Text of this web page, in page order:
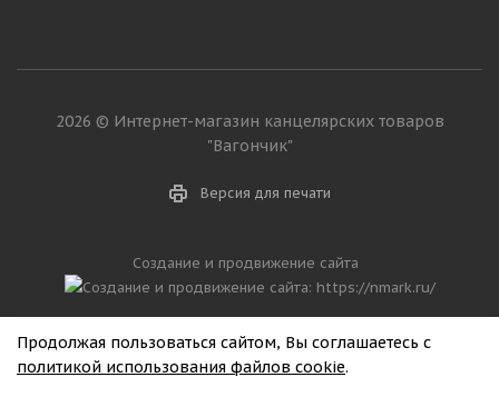
2026 © Интернет-магазин канцелярских товаров
"Вагончик"
Версия для печати
Создание и продвижение сайта
Продолжая пользоваться сайтом, Вы соглашаетесь с
политикой использования файлов cookie.